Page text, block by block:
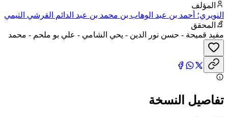
المؤلف
النويري؛ أحمد بن عبد الوهاب بن محمد بن عبد الدائم القرشي التيمي
البكري، شهاب الدين النويري
المحقق
مفيد قميحة - حسن نور الدين - يحي الشامي - علي بو ملحم - محمد
رضا مروة - يوسف طويل - علي محمد هاشم - عبد المجيد ترحيني -
عماد علي حمزة - نجيب مصطفى فواز - حكمت كشلي - إبراهيم
شمس الدين
تفاصيل النسخة